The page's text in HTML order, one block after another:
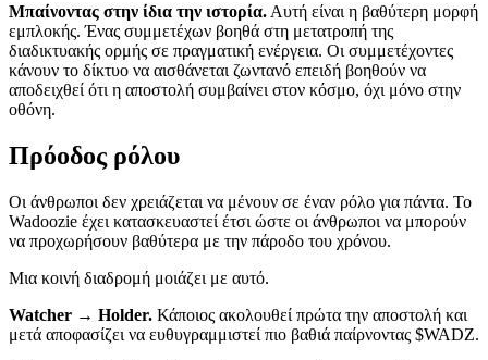
Μπαίνοντας στην ίδια την ιστορία. Αυτή είναι η βαθύτερη μορφή
εμπλοκής. Ένας συμμετέχων βοηθά στη μετατροπή της
διαδικτυακής ορμής σε πραγματική ενέργεια. Οι συμμετέχοντες
κάνουν το δίκτυο να αισθάνεται ζωντανό επειδή βοηθούν να
αποδειχθεί ότι η αποστολή συμβαίνει στον κόσμο, όχι μόνο στην
οθόνη.
Πρόοδος ρόλου
Οι άνθρωποι δεν χρειάζεται να μένουν σε έναν ρόλο για πάντα. Το
Wadoozie έχει κατασκευαστεί έτσι ώστε οι άνθρωποι να μπορούν
να προχωρήσουν βαθύτερα με την πάροδο του χρόνου.
Μια κοινή διαδρομή μοιάζει με αυτό.
Watcher → Holder. Κάποιος ακολουθεί πρώτα την αποστολή και
μετά αποφασίζει να ευθυγραμμιστεί πιο βαθιά παίρνοντας $WADZ.